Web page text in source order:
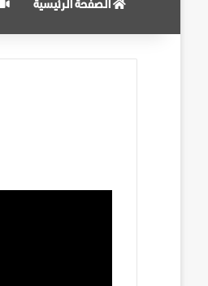
الصفحة الرئيسية